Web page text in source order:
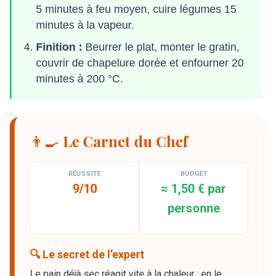
5 minutes à feu moyen, cuire légumes 15
minutes à la vapeur.
Finition : Beurrer le plat, monter le gratin,
couvrir de chapelure dorée et enfourner 20
minutes à 200 °C.
👨‍🍳 Le Carnet du Chef
RÉUSSITE
9/10
BUDGET
≈ 1,50 € par
personne
🔍 Le secret de l’expert